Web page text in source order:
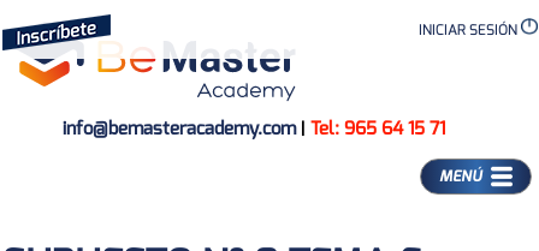
INICIAR SESIÓN
info@bemasteracademy.com| Tel: 965 64 15 71
MENÚ